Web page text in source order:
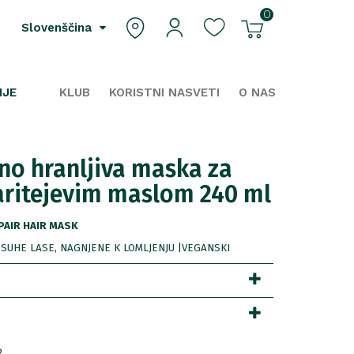
Slovenščina
0
O NAS
KORISTNI NASVETI
KLUB
hranljiva maska za
maslom 240 ml
HAIR MASK
LASE, NAGNJENE K LOMLJENJU |VEGANSKI